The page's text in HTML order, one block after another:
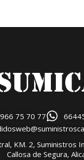
966 75 70 77
KM. 2, Suministros
Callosa de Segura,